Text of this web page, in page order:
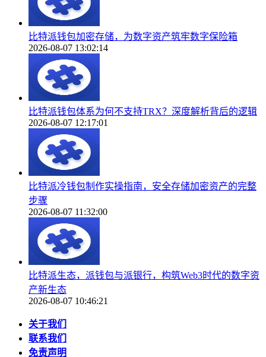
比特派钱包加密存储，为数字资产筑牢数字保险箱
2026-08-07 13:02:14
比特派钱包体系为何不支持TRX？深度解析背后的逻辑
2026-08-07 12:17:01
比特派冷钱包制作实操指南，安全存储加密资产的完整
步骤
2026-08-07 11:32:00
比特派生态，派钱包与派银行，构筑Web3时代的数字资
产新生态
2026-08-07 10:46:21
关于我们
联系我们
免责声明